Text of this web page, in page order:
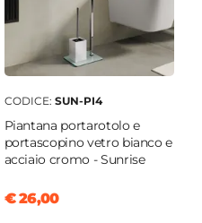
CODICE: SUN-PI4
Piantana portarotolo e
portascopino vetro bianco e
acciaio cromo - Sunrise
€ 26,00